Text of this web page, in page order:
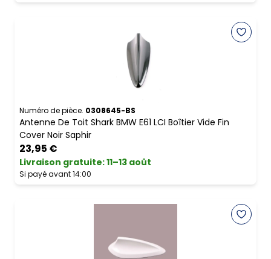
Numéro de pièce. 0308645-BS
Antenne De Toit Shark BMW E61 LCI Boîtier Vide Fin
Cover Noir Saphir
23,95 €
Livraison gratuite:11–13 août
Si payé avant 14:00